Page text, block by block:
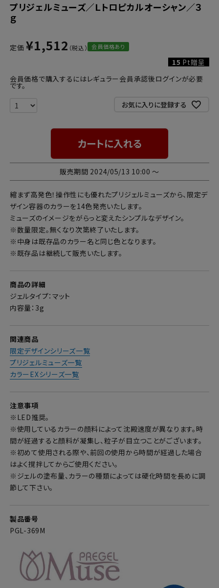
プリジェルミューズ／Ｌトロピカルオーシャン／３
ｇ
定価 ¥1,512 会員価格あり
15 Pt贈呈
会員価格で購入するにはレギュラー会員承認後ログインが必要
です。
お気に入りに登録する
カートに入れる
販売期間 2024/05/13 10:00 〜
縮まず高発色！操作性にも優れたプリジェルミューズから、限定デ
ザイン容器のカラーを14色発売いたします。
ミューズのイメージをがらっと変えたシンプルなデザイン。
※数量限定。無くなり次第終了いたします。
※中身は既存品のカラー名と同じ色となります。
※既存品は継続して販売いたします。
商品の詳細
ジェルタイプ：マット
内容量：3g
関連商品
限定デザインシリーズ一覧
プリジェルミューズ一覧
カラーEXシリーズ一覧
注意事項
※LED推奨。
※使用しているカラーの顔料によって沈殿速度が異なります。時
間が経過すると顔料が凝集し、粒子が目立つことがございます。
※初めて使用される際や、前回の使用から時間が経過した場合
はよく撹拌してからご使用ください。
※ジェルの塗布量、カラーの種類によっては硬化時間を長めに調
節して下さい。
製品番号
PGL-369M